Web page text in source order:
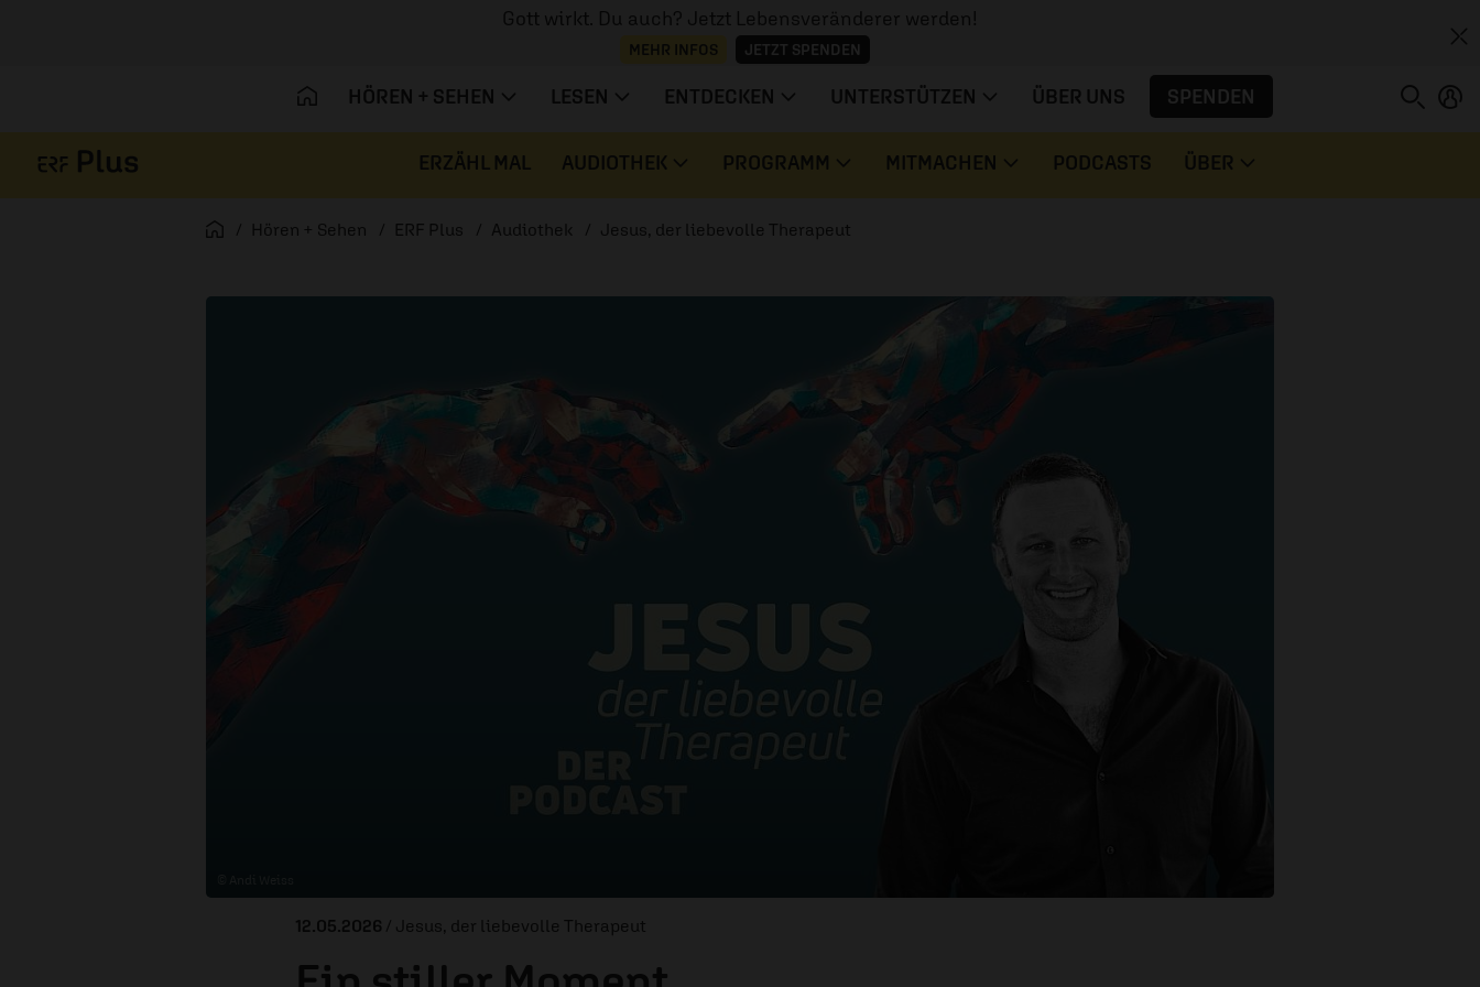
Gott wirkt. Du auch? Jetzt Lebensveränderer werden!
MEHR INFOS JETZT SPENDEN
HÖREN + SEHEN LESEN ENTDECKEN UNTERSTÜTZEN ÜBER UNS SPENDEN
ERZÄHL MAL AUDIOTHEK PROGRAMM MITMACHEN PODCASTS ÜBER
Startseite
Hören + Sehen ERF Plus Audiothek Jesus, der liebevolle Therapeut
12.05.2026 / Jesus, der liebevolle Therapeut